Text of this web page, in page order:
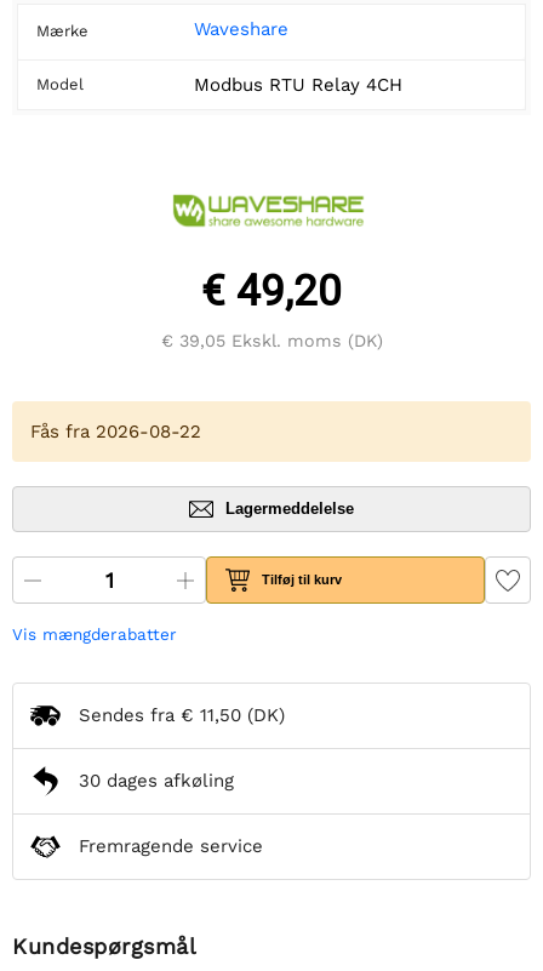
Mærke Waveshare
Model Modbus RTU Relay 4CH
€ 49,20
€ 39,05Ekskl. moms (DK)
Fås fra 2026-08-22
Lagermeddelelse
Tilføj til kurv
Vis mængderabatter
Sendes fra € 11,50 (DK)
30 dages afkøling
Fremragende service
Kundespørgsmål